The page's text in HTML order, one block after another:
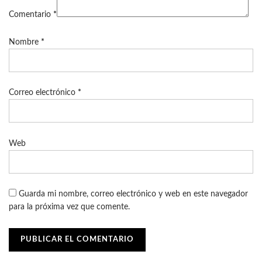
Comentario *
Nombre *
Correo electrónico *
Web
Guarda mi nombre, correo electrónico y web en este navegador
para la próxima vez que comente.